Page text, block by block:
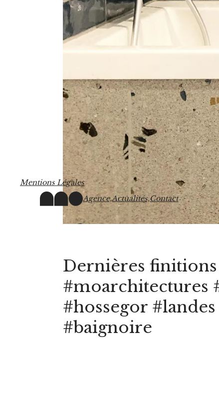
Dernières finitions
#moarchitectures
#hossegor
#baignoire
Mentions Légales
Agence,Actualités,Contact